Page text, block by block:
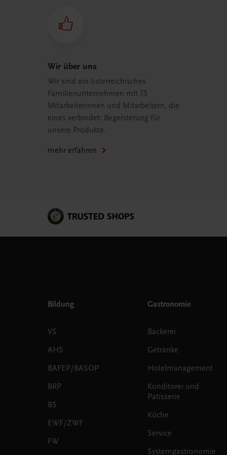
Wir über uns
Wir sind ein österreichisches
Familienunternehmen mit 75
Mitarbeiterinnen und Mitarbeitern, die
eines verbindet: Begeisterung für
unsere Produkte.
mehr erfahren
Bildung
VS
AHS
BAFEP/BASOP
BRP
BS
EWF/ZWF
FW
Gastronomie
Bäckerei
Getränke
Hotelmanagement
Konditorei und
Patisserie
Küche
Service
Systemgastronomie